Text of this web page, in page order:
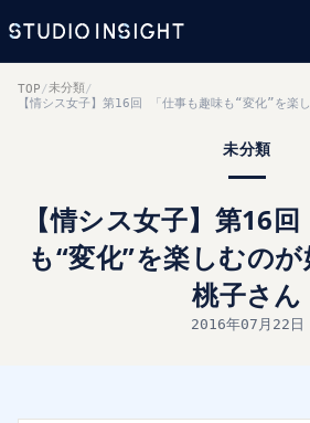
TOP /未分類 /
【情シス女子】第16回 「仕事も趣味も“変化”を楽
未分類
【情シス女子】第16
も“変化”を楽しむの
桃子さん
2016年07月22日